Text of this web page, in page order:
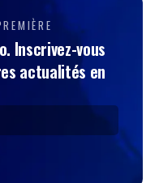
Inscrivez-vous
actualités en